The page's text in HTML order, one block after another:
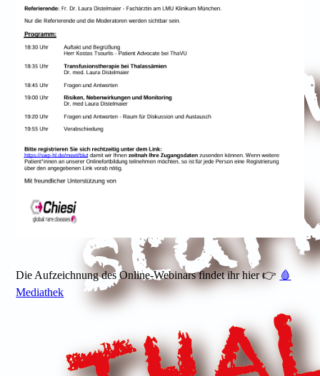
Die Aufzeichnung des Online-Webinars findet ihr hier 👉 🩸
Mediathek